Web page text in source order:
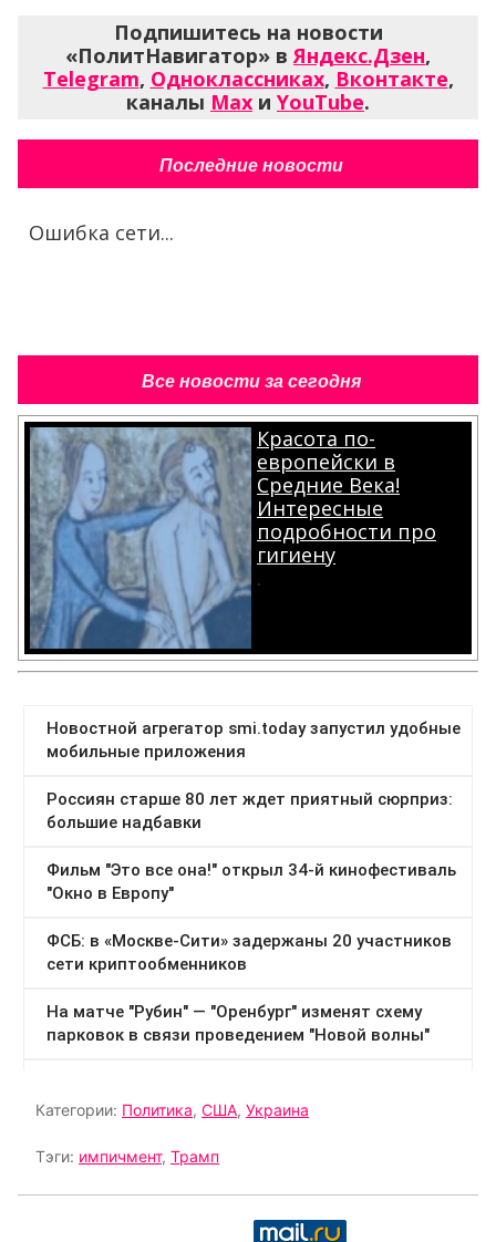
Подпишитесь на новости
«ПолитНавигатор» вЯндекс.Дзен,
Telegram, Одноклассниках, Вконтакте,
каналы Max и YouTube.
Последние новости
Ошибка сети...
Все новости за сегодня
Красота по-
европейски в
Средние Века!
Интересные
подробности про
гигиену
.
Категории: Политика, США, Украина
Тэги: импичмент, Трамп